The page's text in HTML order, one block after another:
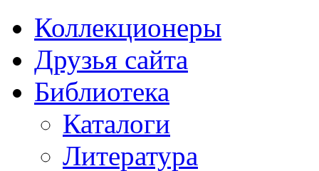
Коллекционеры
Друзья сайта
Библиотека
Каталоги
Литература